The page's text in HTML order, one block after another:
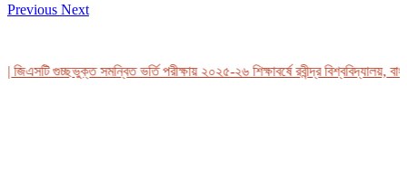
Previous Next
গুচ্ছভুক্ত সমন্বিত ভর্তি পরীক্ষায় ২০২৫-২৬ শিক্ষাবর্ষে রবীন্দ্র বিশ্ববিদ্যালয়,